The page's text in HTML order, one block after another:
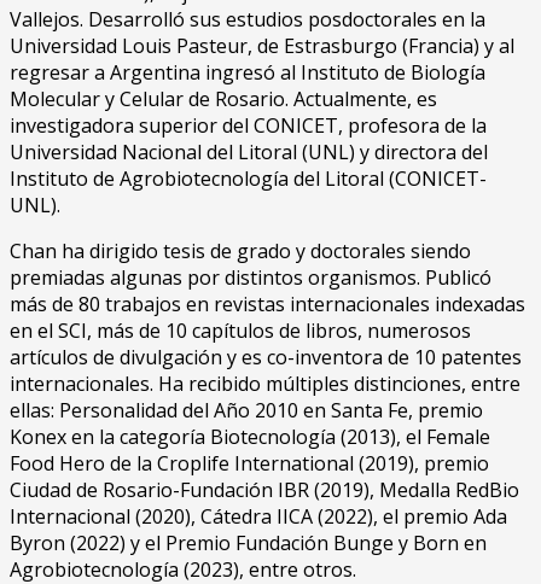
Vallejos. Desarrolló sus estudios posdoctorales en la
Universidad Louis Pasteur, de Estrasburgo (Francia) y al
regresar a Argentina ingresó al Instituto de Biología
Molecular y Celular de Rosario. Actualmente, es
investigadora superior del CONICET, profesora de la
Universidad Nacional del Litoral (UNL) y directora del
Instituto de Agrobiotecnología del Litoral (CONICET-
UNL).
Chan ha dirigido tesis de grado y doctorales siendo
premiadas algunas por distintos organismos. Publicó
más de 80 trabajos en revistas internacionales indexadas
en el SCI, más de 10 capítulos de libros, numerosos
artículos de divulgación y es co-inventora de 10 patentes
internacionales. Ha recibido múltiples distinciones, entre
ellas: Personalidad del Año 2010 en Santa Fe, premio
Konex en la categoría Biotecnología (2013), el Female
Food Hero de la Croplife International (2019), premio
Ciudad de Rosario-Fundación IBR (2019), Medalla RedBio
Internacional (2020), Cátedra IICA (2022), el premio Ada
Byron (2022) y el Premio Fundación Bunge y Born en
Agrobiotecnología (2023), entre otros.